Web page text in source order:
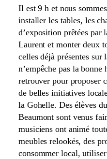
Il est 9 h et nous
installer les tables, les
d’exposition prêtées par
Laurent et monter deux
celles déjà présentes
n’empêche pas la
retrouver pour proposer
de belles initiatives
la Gohelle. Des élèves
Beaumont sont venus
musiciens ont animé
meubles relookés, des
consommer local,